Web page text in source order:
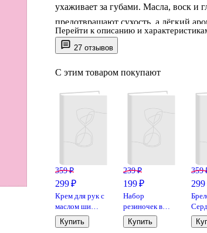
27 отзывов
ухаживает за губами. Масла, воск и
предотвращают сухость, а лёгкий
Удобный формат подойдёт и для
небольшого приятного подарка.
которые внимательно
Перейти к описанию и
С этим товаром покупают
359 ₽
299 ₽
Крем для рук с
маслом ши
Мороженое
(аромат
Купить
239 ₽
199 ₽
Набор
резиночек в
коробочке-
пончике (30
Купить
359